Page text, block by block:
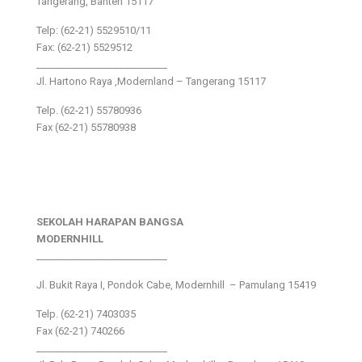
Telp: (62-21) 5529510/11
Fax: (62-21) 5529512
Jl. Hartono Raya ,Modernland – Tangerang 15117
Telp. (62-21) 55780936
Fax (62-21) 55780938
SEKOLAH HARAPAN BANGSA
MODERNHILL
Jl. Bukit Raya I, Pondok Cabe, Modernhill – Pamulang 15419
Telp. (62-21) 7403035
Fax (62-21) 740266